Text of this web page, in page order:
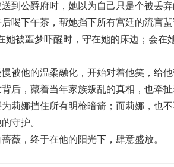
到公爵府时，她以为自己只是个被丢
喝下午茶，帮她挡下所有宫廷的流言
她被噩梦吓醒时，守在她的床边；会在
被他的温柔融化，开始对着他笑，给
后，藏着当年家族叛乱的真相，也牵
莉娜挡住所有明枪暗箭；而莉娜，也
守护。
薇，终于在他的阳光下，肆意盛放。